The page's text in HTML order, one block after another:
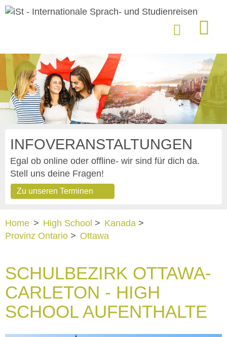
INFOVERANSTALTUNGEN
Egal ob online oder offline- wir sind für dich da.
Stell uns deine Fragen!
Zu unseren Terminen
Home > High School > Kanada >
Provinz Ontario > Ottawa
SCHULBEZIRK OTTAWA-
CARLETON - HIGH
SCHOOL AUFENTHALTE